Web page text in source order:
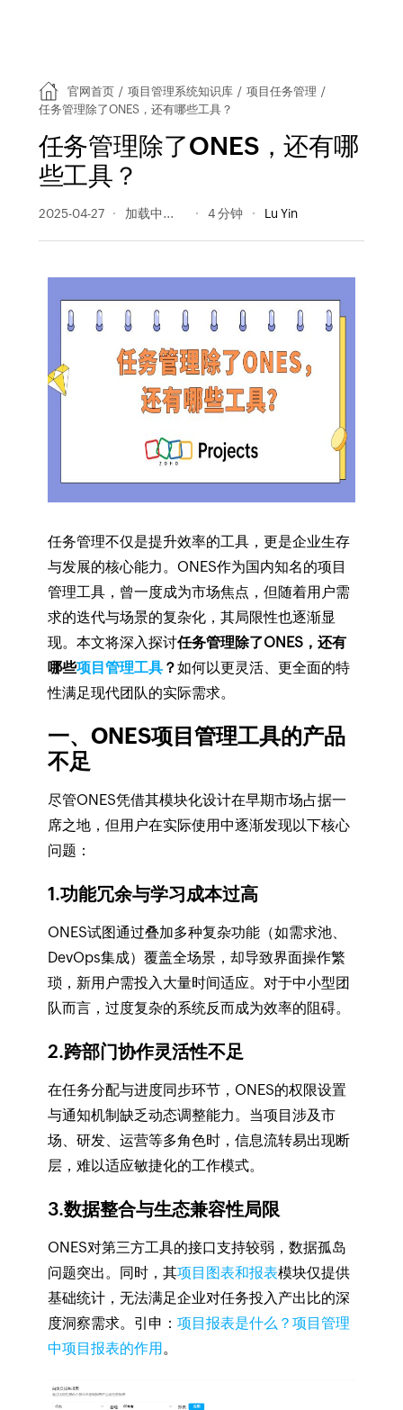
官网首页 / 项目管理系统知识库 / 项目任务管理 /
任务管理除了ONES，还有哪些工具？
任务管理除了ONES，还有哪
些工具？
2025-04-27 195 阅读量 4 分钟 Lu Yin
任务管理不仅是提升效率的工具，更是企业生存
与发展的核心能力。ONES作为国内知名的项目
管理工具，曾一度成为市场焦点，但随着用户需
求的迭代与场景的复杂化，其局限性也逐渐显
现。本文将深入探讨任务管理除了ONES，还有
哪些项目管理工具？如何以更灵活、更全面的特
性满足现代团队的实际需求。
一、ONES项目管理工具的产品
不足
尽管ONES凭借其模块化设计在早期市场占据一
席之地，但用户在实际使用中逐渐发现以下核心
问题：
1.功能冗余与学习成本过高
ONES试图通过叠加多种复杂功能（如需求池、
DevOps集成）覆盖全场景，却导致界面操作繁
琐，新用户需投入大量时间适应。对于中小型团
队而言，过度复杂的系统反而成为效率的阻碍。
2.跨部门协作灵活性不足
在任务分配与进度同步环节，ONES的权限设置
与通知机制缺乏动态调整能力。当项目涉及市
场、研发、运营等多角色时，信息流转易出现断
层，难以适应敏捷化的工作模式。
3.数据整合与生态兼容性局限
ONES对第三方工具的接口支持较弱，数据孤岛
问题突出。同时，其项目图表和报表模块仅提供
基础统计，无法满足企业对任务投入产出比的深
度洞察需求。引申： 项目报表是什么？项目管理
中项目报表的作用。